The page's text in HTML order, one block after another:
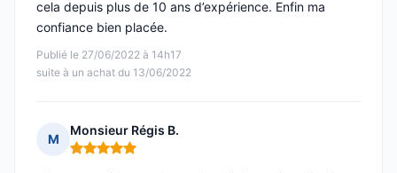
Publié le 27/06/2022 à 14h17
suite à un achat du 13/06/2022
cela depuis plus de 10 ans d’expérience. Enfin ma
confiance bien placée.
M
Monsieur Régis B.
Note : 5 sur 5